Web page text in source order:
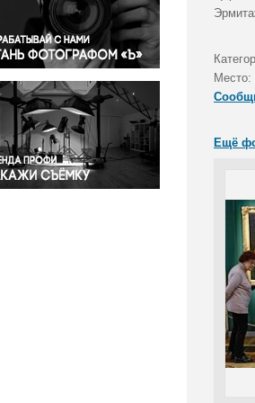
Правосудие
Происшествия и конфликты
Религия
Светская жизнь
Спорт
Экология
Экономика и бизнес
Место:
Ещё